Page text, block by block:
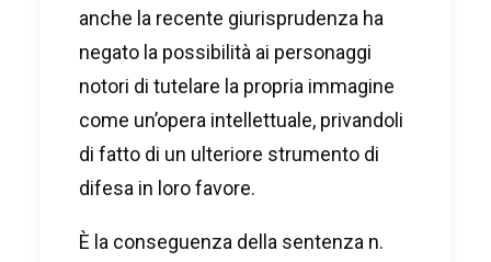
anche la recente giurisprudenza ha
negato la possibilità ai personaggi
notori di tutelare la propria immagine
come un’opera intellettuale, privandoli
di fatto di un ulteriore strumento di
difesa in loro favore.
È la conseguenza della sentenza n.